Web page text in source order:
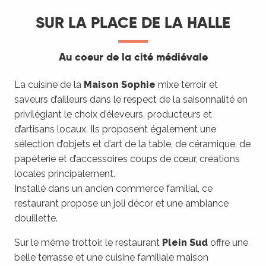
Dans le village
En bord de rivière
SUR LA PLACE DE LA HALLE
Au coeur de la cité médiévale
La cuisine de la Maison Sophie mixe terroir et
saveurs d’ailleurs dans le respect de la saisonnalité en
privilégiant le choix d’éleveurs, producteurs et
d’artisans locaux. Ils proposent également une
sélection d’objets et d’art de la table, de céramique, de
papèterie et d’accessoires coups de cœur, créations
locales principalement.
Installé dans un ancien commerce familial, ce
restaurant propose un joli décor et une ambiance
douillette.
Sur le même trottoir, le restaurant Plein Sud offre une
belle terrasse et une cuisine familiale maison